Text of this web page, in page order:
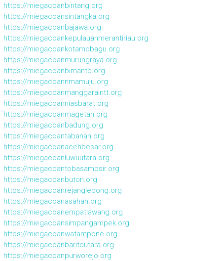
https://miegacoanbintang.org
https://miegacoansintangka.org
https://miegacoanbajawa.org
https://miegacoankepulauanmerantiriau.org
https://miegacoankotamobagu.org
https://miegacoanmurungraya.org
https://miegacoanbimantb.org
https://miegacoannmamuju.org
https://miegacoanmanggaraintt.org
https://miegacoanniasbarat.org
https://miegacoanmagetan.org
https://miegacoanbadung.org
https://miegacoantabanan.org
https://miegacoanacehbesar.org
https://miegacoanluwuutara.org
https://miegacoantobasamosir.org
https://miegacoanbuton.org
https://miegacoanrejanglebong.org
https://miegacoanasahan.org
https://miegacoanempatlawang.org
https://miegacoansimpangampek.org
https://miegacoanwatampone.org
https://miegacoanbaritoutara.org
https://miegacoanpurworejo.org